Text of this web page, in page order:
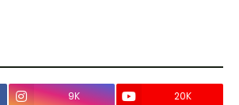
9K
20K